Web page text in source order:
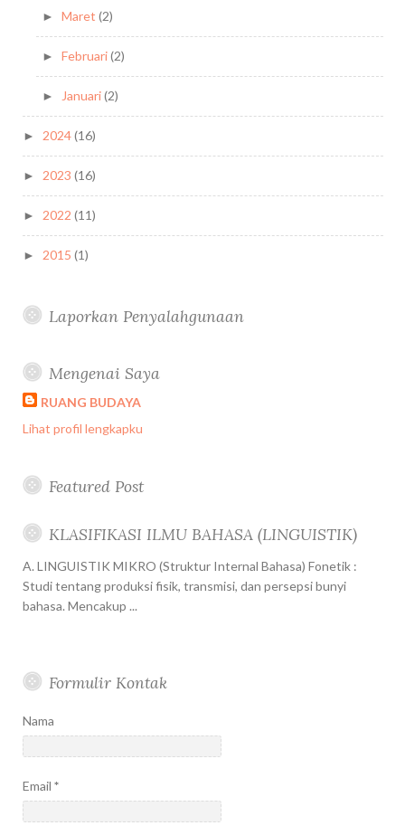
► Maret (2)
► Februari(2)
► Januari(2)
► 2024(16)
► 2023 (16)
► 2022 (11)
► 2015 (1)
Laporkan Penyalahgunaan
Mengenai Saya
RUANG BUDAYA
Lihat profil lengkapku
Featured Post
KLASIFIKASI ILMU BAHASA (LINGUISTIK)
A. LINGUISTIK MIKRO (Struktur Internal Bahasa) Fonetik :
Studi tentang produksi fisik, transmisi, dan persepsi bunyi
bahasa. Mencakup ...
Formulir Kontak
Nama
Email *